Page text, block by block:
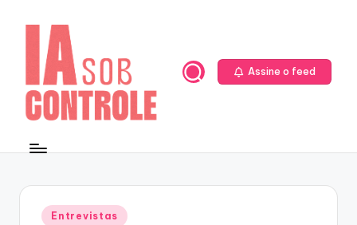
Assine o feed
Posted
Entrevistas